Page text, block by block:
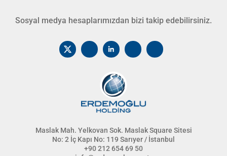
Sosyal medya hesaplarımızdan bizi takip edebilirsiniz.
Maslak Mah. Yelkovan Sok. Maslak Square Sitesi
No: 2 İç Kapı No: 119 Sarıyer / İstanbul
+90 212 654 69 50